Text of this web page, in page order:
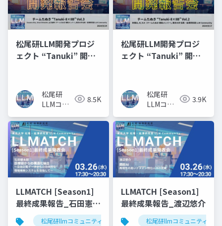
松尾研LLM開発プロジ
ェクト “Tanuki” 開発
松尾研
LLMコミ
8.5K
松尾研LLM開発プロジ
ェクト “Tanuki” 開発
松尾研
LLMコミ
3.9K
LLMATCH [Season1]
最終成果報告_石田憲太
郎
松尾研llmコミュニティ llmatch 医療
LLMATCH [Season1]
最終成果報告_渡辺悠介
松尾研llmコミュニティ